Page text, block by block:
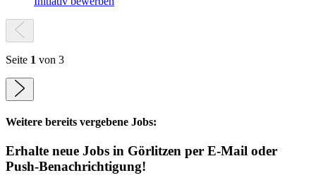
Seite 1 von 3
Weitere bereits vergebene Jobs:
Erhalte neue Jobs in Görlitzen per E-Mail oder
Push-Benachrichtigung!